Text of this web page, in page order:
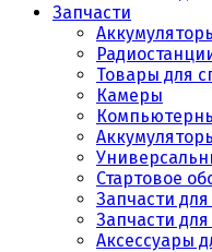
Запчасти
Товары для
Камеры
Стартовое
Запчасти
Запчасти
Аксессуары